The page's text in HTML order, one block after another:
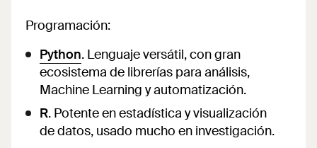
Programación:
Python. Lenguaje versátil, con gran
ecosistema de librerías para análisis,
Machine Learning y automatización.
R. Potente en estadística y visualización
de datos, usado mucho en investigación.